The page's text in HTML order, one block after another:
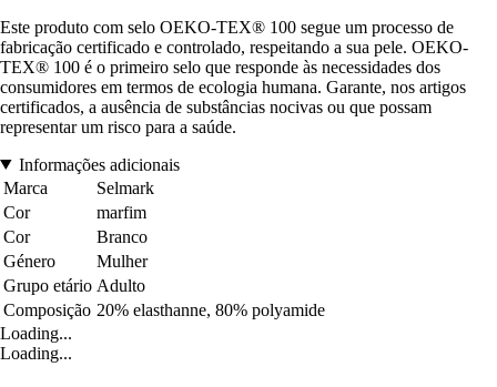
Este produto com selo OEKO-TEX® 100 segue um processo de
fabricação certificado e controlado, respeitando a sua pele. OEKO-
TEX® 100 é o primeiro selo que responde às necessidades dos
consumidores em termos de ecologia humana. Garante, nos artigos
certificados, a ausência de substâncias nocivas ou que possam
representar um risco para a saúde.
Informações adicionais
Marca
Selmark
Cor
marfim
Cor
Branco
Género
Mulher
Grupo etário Adulto
Composição 20% elasthanne, 80% polyamide
Loading...
Loading...